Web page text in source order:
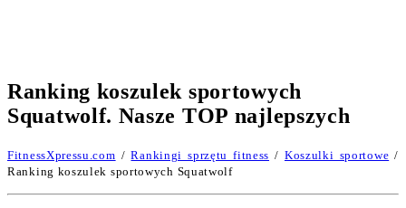
Ranking koszulek sportowych
Squatwolf. Nasze TOP najlepszych
FitnessXpressu.com /Rankingi sprzętu fitness / Koszulki sportowe /
Ranking koszulek sportowych Squatwolf